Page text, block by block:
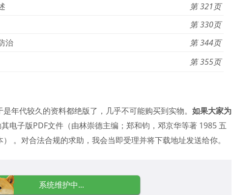
321
330
治
344
355
年代较久的资料都绝版了，几乎不可能购买到实物。 如果大家为
其电子版PDF文件（由林崇德主编；郑和钧，邓京华等著 1985 五
。对合法合规的求助，我会当即受理并将下载地址发送给你。
系统维护中...